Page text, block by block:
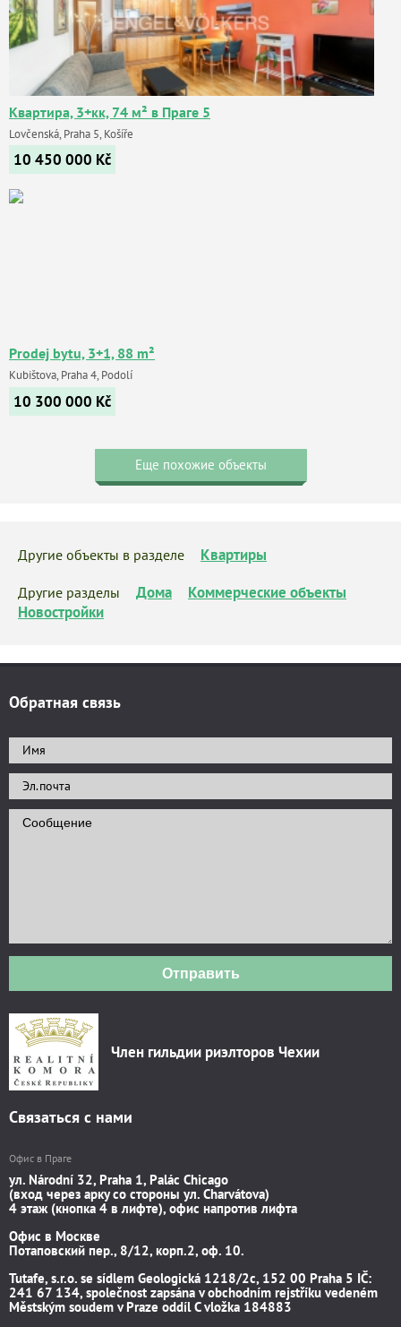
Квартира, 3+кк, 74 м² в Праге 5
Lovčenská, Praha 5, Košíře
10 450 000 Kč
Prodej bytu, 3+1, 88 m²
Kubištova, Praha 4, Podolí
10 300 000 Kč
Еще похожие объекты
Другие объекты в разделе Квартиры
Другие разделы Дома
Коммерческие объекты
Новостройки
Обратная связь
Отправить
Член гильдии риэлторов Чехии
Связаться с нами
Офис в Праге
ул. Národní 32, Praha 1, Palác Chicago
(вход через арку со стороны ул. Charvátova)
4 этаж (кнопка 4 в лифте), офис напротив лифта
Офис в Москве
Потаповский пер., 8/12, корп.2, оф. 10.
Tutafe, s.r.o. se sídlem Geologická 1218/2c, 152 00 Praha 5 IČ:
241 67 134, společnost zapsána v obchodním rejstříku vedeném
Městským soudem v Praze oddíl C vložka 184883